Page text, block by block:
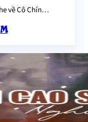
về Cô Chín…